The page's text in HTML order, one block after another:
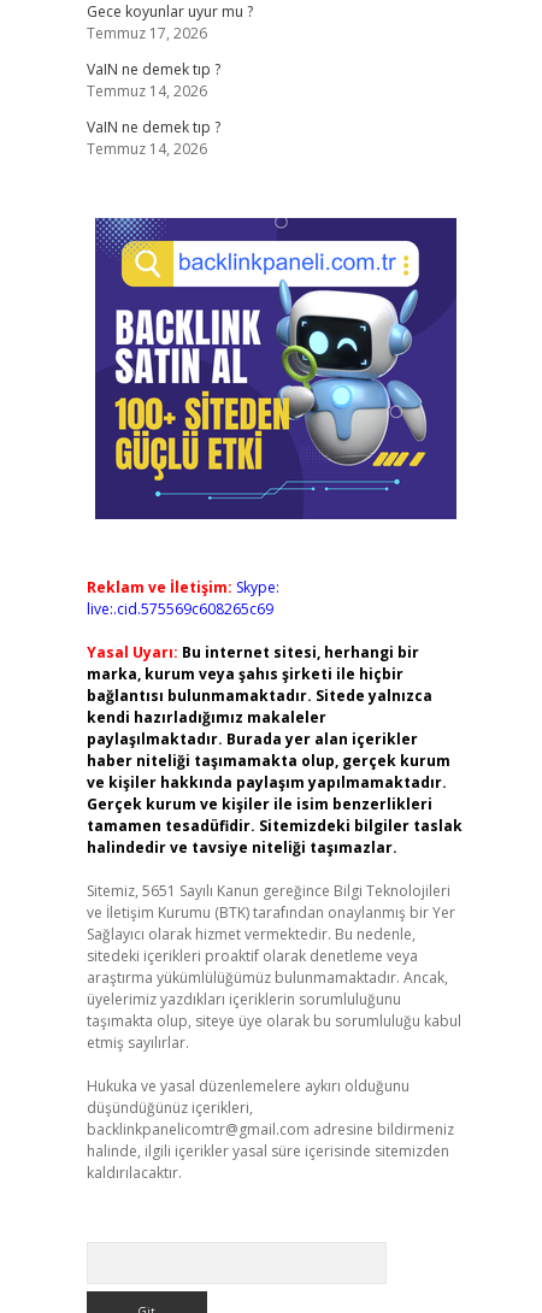
Gece koyunlar uyur mu ?
Temmuz 17, 2026
VaIN ne demek tıp ?
Temmuz 14, 2026
VaIN ne demek tıp ?
Temmuz 14, 2026
Reklam ve İletişim: Skype:
live:.cid.575569c608265c69
Yasal Uyarı: Bu internet sitesi, herhangi bir
marka, kurum veya şahıs şirketi ile hiçbir
bağlantısı bulunmamaktadır. Sitede yalnızca
kendi hazırladığımız makaleler
paylaşılmaktadır. Burada yer alan içerikler
haber niteliği taşımamakta olup, gerçek kurum
ve kişiler hakkında paylaşım yapılmamaktadır.
Gerçek kurum ve kişiler ile isim benzerlikleri
tamamen tesadüfidir. Sitemizdeki bilgiler taslak
halindedir ve tavsiye niteliği taşımazlar.
Sitemiz, 5651 Sayılı Kanun gereğince Bilgi Teknolojileri
ve İletişim Kurumu (BTK) tarafından onaylanmış bir Yer
Sağlayıcı olarak hizmet vermektedir. Bu nedenle,
sitedeki içerikleri proaktif olarak denetleme veya
araştırma yükümlülüğümüz bulunmamaktadır. Ancak,
üyelerimiz yazdıkları içeriklerin sorumluluğunu
taşımakta olup, siteye üye olarak bu sorumluluğu kabul
etmiş sayılırlar.
Hukuka ve yasal düzenlemelere aykırı olduğunu
düşündüğünüz içerikleri,
backlinkpanelicomtr@gmail.com adresine bildirmeniz
halinde, ilgili içerikler yasal süre içerisinde sitemizden
kaldırılacaktır.